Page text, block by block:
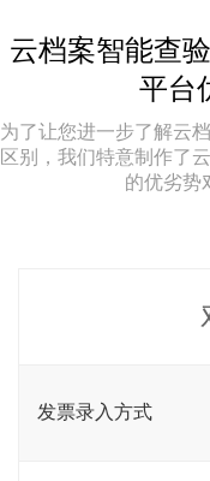
云档案智能查
平台
为了让您进一步了解云
区别，我们特意制作了
的优劣势
发票录入方式